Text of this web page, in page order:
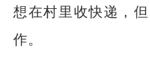
想在村里收快递，
作。